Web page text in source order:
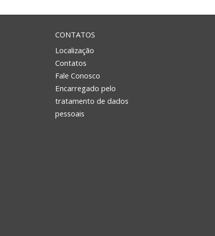
CONTATOS
Localização
Contatos
Fale Conosco
Encarregado pelo
tratamento de dados
pessoais